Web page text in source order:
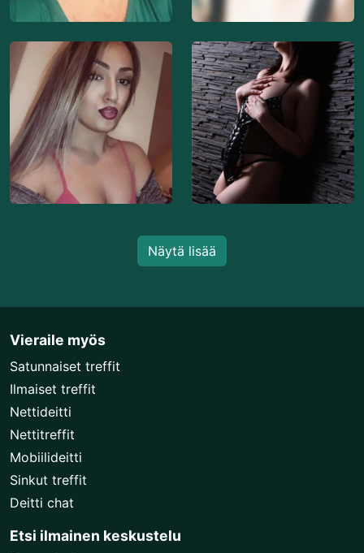
Näytä lisää
Vieraile myös
Satunnaiset treffit
Ilmaiset treffit
Nettideitti
Nettitreffit
Mobiilideitti
Sinkut treffit
Deitti chat
Etsi ilmainen keskustelu